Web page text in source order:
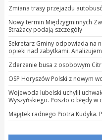
Zmiana trasy przejazdu
Nowy termin Międzygminnych
Strażacy podają szczegóły
Sekretarz Gminy odpowiada na
opieki nad zabytkami.
Zderzenie busa z osobowym
OSP Horyszów Polski z nowym
Wojewoda lubelski uchylił
Wyszyńskiego. Poszło o błędy
Majątek radnego Piotra Kudyka.